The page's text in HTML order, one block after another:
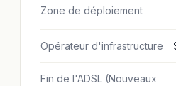
Zone de déploiement
Opérateur d'infrastructure
Fin de l'ADSL (Nouveaux